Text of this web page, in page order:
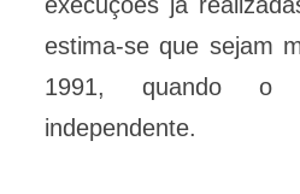
estima-se que sejam
1991, quando o
independente.